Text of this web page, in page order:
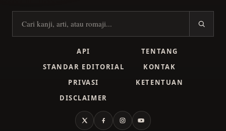
Cari kanji
API
TENTANG
STANDAR EDITORIAL
KONTAK
PRIVASI
KETENTUAN
DISCLAIMER
X FacebookInstagramYouTube